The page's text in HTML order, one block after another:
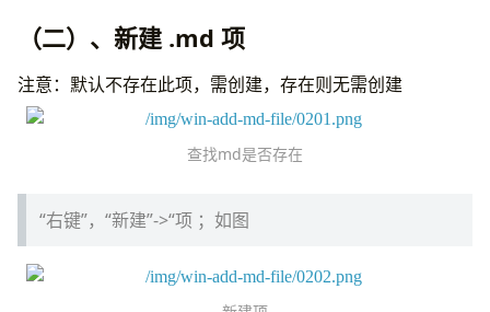
（二）、新建 .md 项
注意：默认不存在此项，需创建，存在则无需创建
查找md是否存在
“右键”，“新建”->“项 ；如图